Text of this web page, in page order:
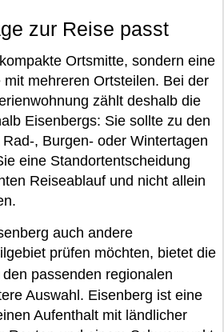
zur Reise passt
Ortsmitte, sondern eine
mit mehreren Ortsteilen. Bei der
zählt deshalb die
Eisenbergs: Sie sollte zu den
, Burgen- oder Wintertagen
eine Standortentscheidung
Reiseablauf und nicht allein
auch andere
prüfen möchten, bietet die
den passenden regionalen
Auswahl. Eisenberg ist eine
Aufenthalt mit ländlicher